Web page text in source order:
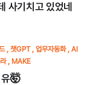
사기치고 있었네
챗GPT 업무자동화
AI
MAKE
🤯